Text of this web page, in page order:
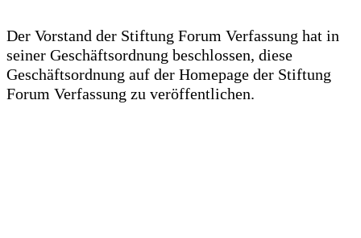
Der Vorstand der Stiftung Forum Verfassung hat in
seiner Geschäftsordnung beschlossen, diese
Geschäftsordnung auf der Homepage der Stiftung
Forum Verfassung zu veröffentlichen.